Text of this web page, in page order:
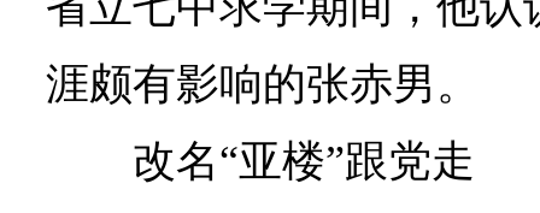
涯颇有影响的张赤男。
改名“亚楼”跟党走